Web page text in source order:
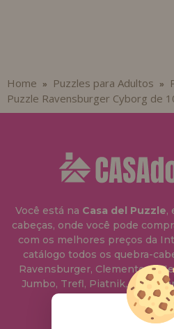
Home » Puzzles para Adultos »
Puzzle Ravensburger Cyborg de
Você está na Casa del Puzzle,
cabeças, onde você pode
com os melhores preços da
catálogo todos os quebra-
Ravensburger, Clementoni,
Jumbo, Trefl, Piatnik,
muito